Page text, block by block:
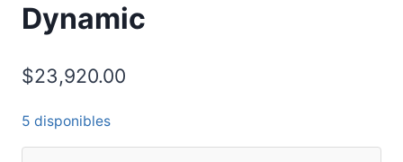
Dynamic
$23,920.00
5 disponibles